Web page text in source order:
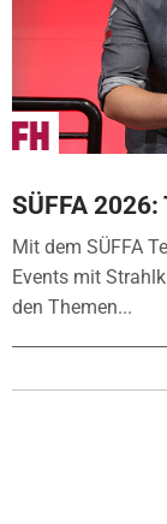
SÜFFA
Mit dem SÜFFA
Events mit
den Themen...